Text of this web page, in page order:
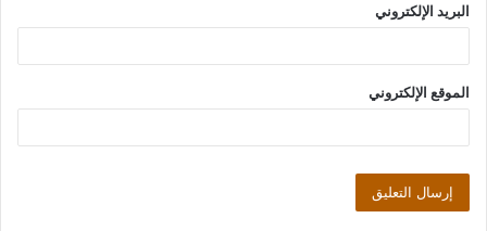
البريد الإلكتروني
الموقع الإلكتروني